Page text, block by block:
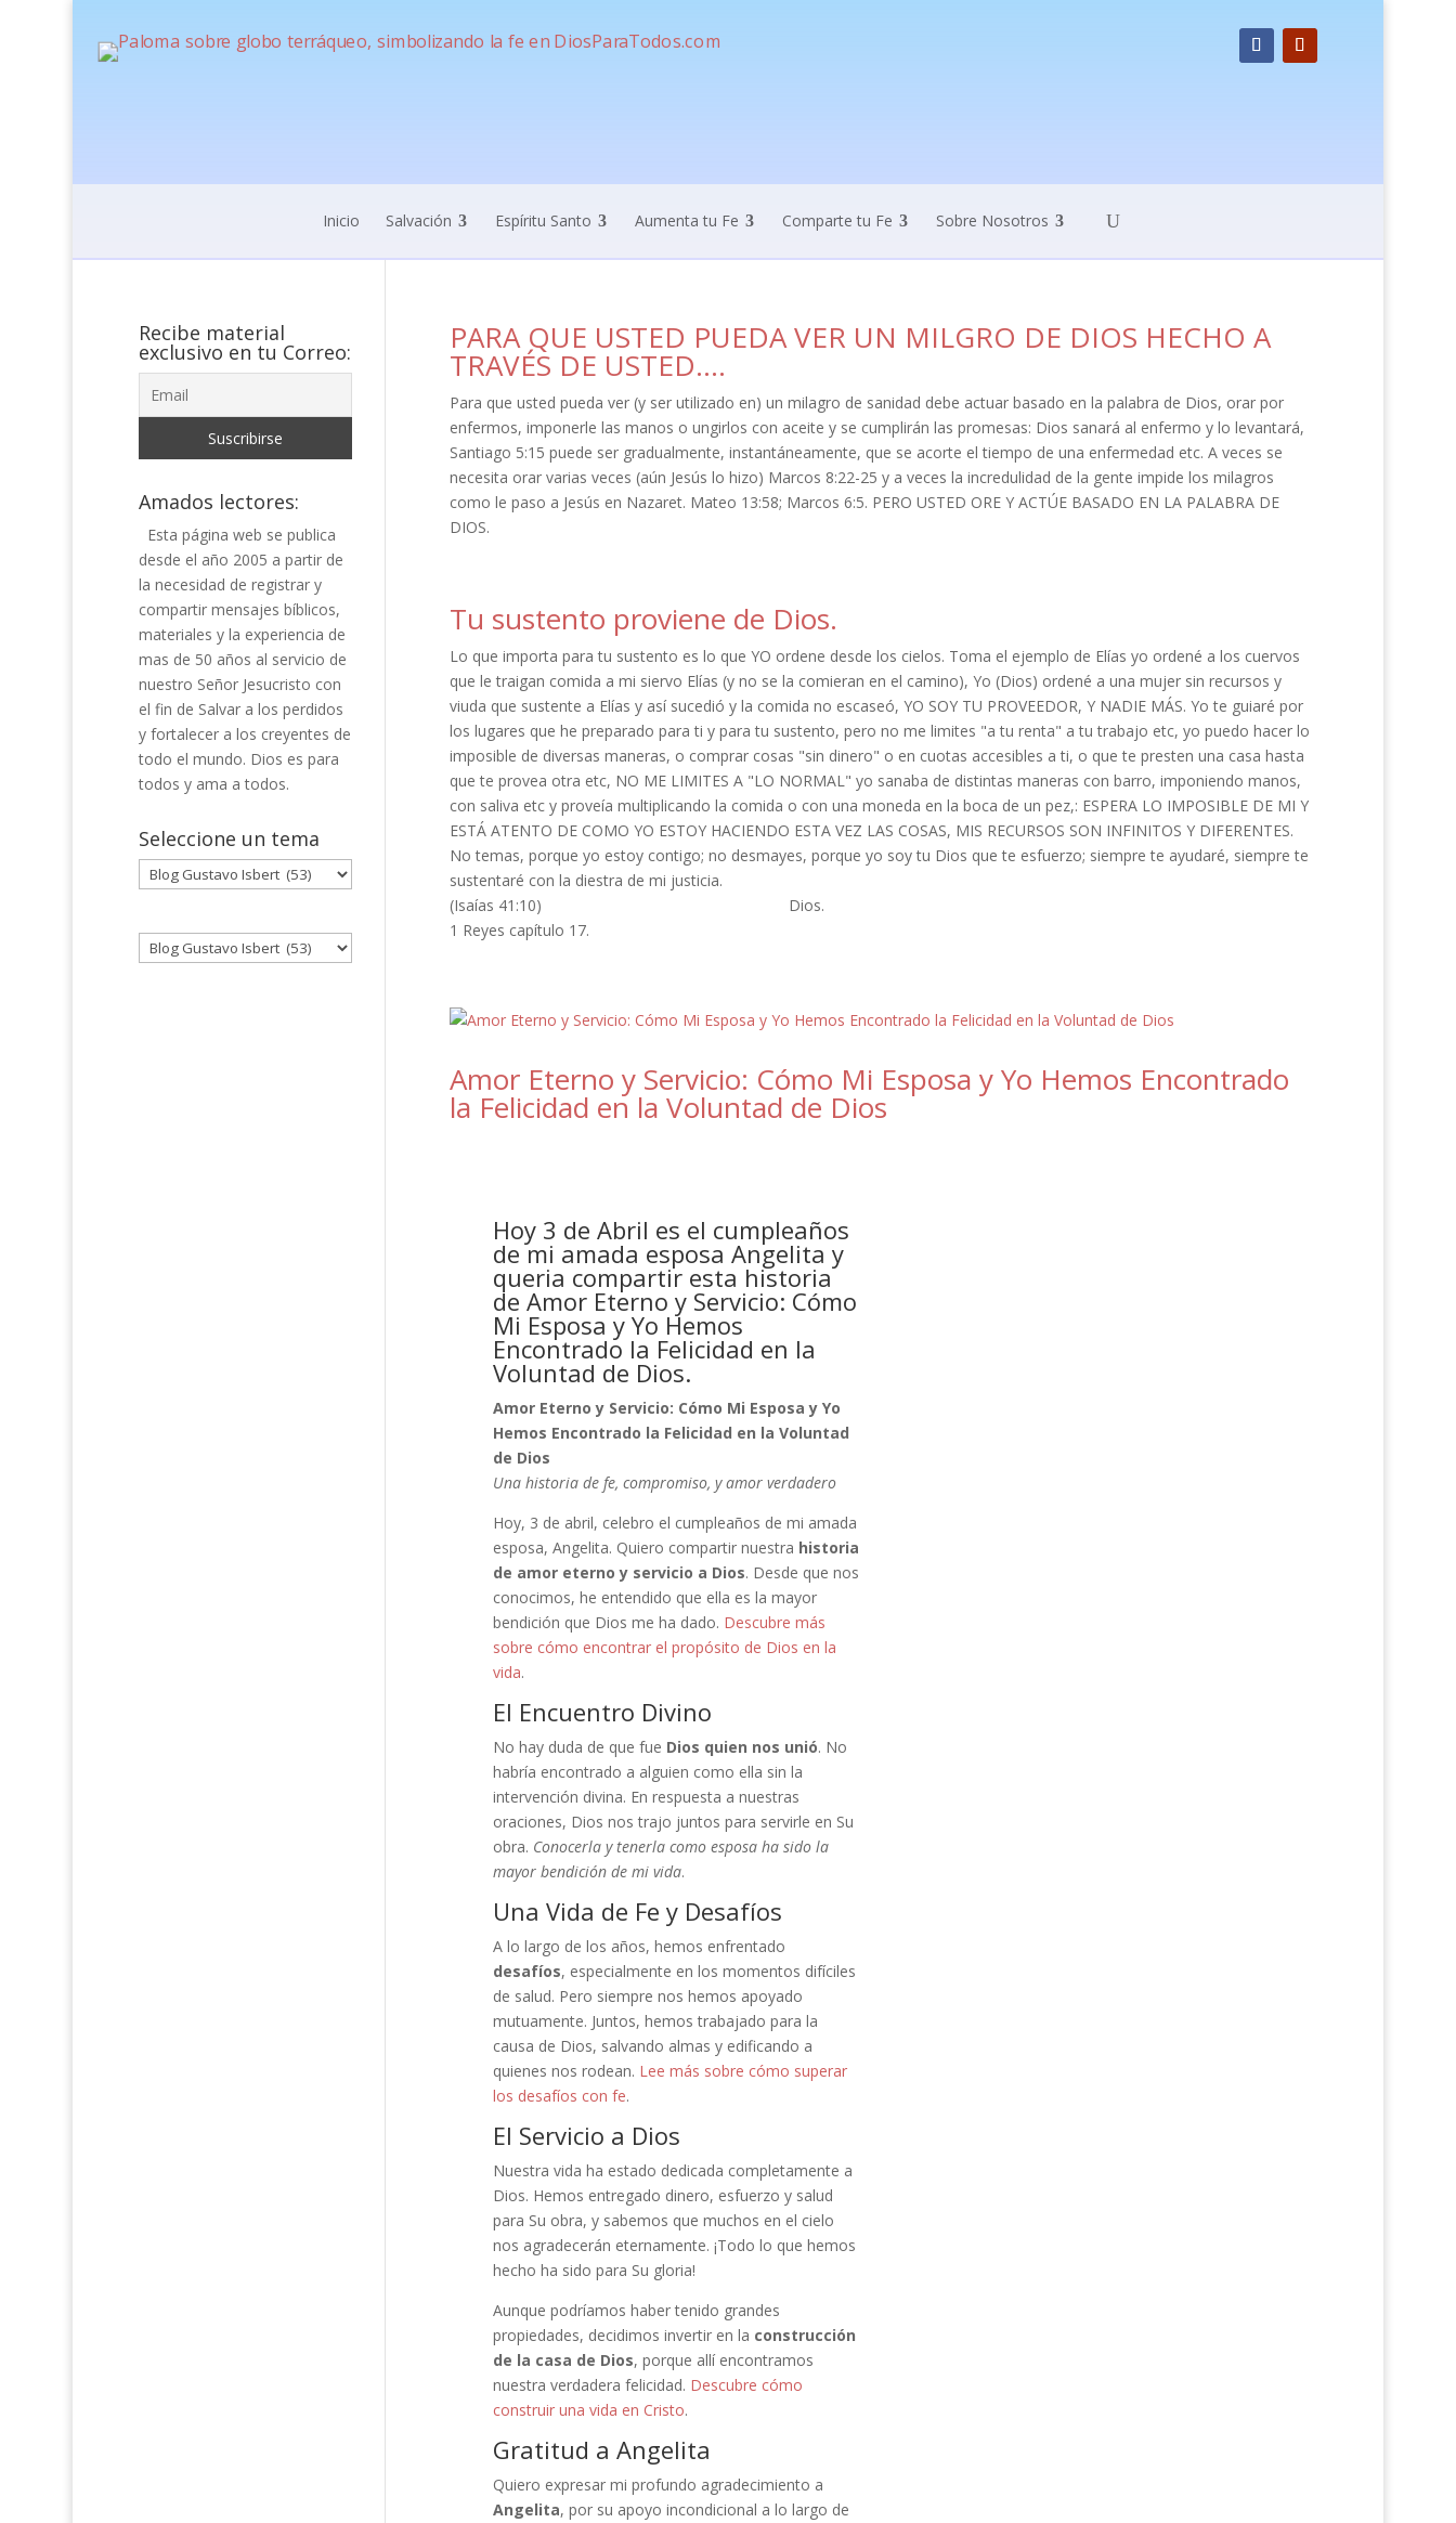
Inicio Salvación Espíritu Santo Aumenta tu Fe Comparte tu Fe Sobre Nosotros
PARA QUE USTED PUEDA VER UN MILGRO DE DIOS HECHO A
TRAVÉS DE USTED….
Para que usted pueda ver (y ser utilizado en) un milagro de sanidad debe actuar basado en la palabra de Dios, orar por
enfermos, imponerle las manos o ungirlos con aceite y se cumplirán las promesas: Dios sanará al enfermo y lo levantará,
Santiago 5:15 puede ser gradualmente, instantáneamente, que se acorte el tiempo de una enfermedad etc. A veces se
necesita orar varias veces (aún Jesús lo hizo) Marcos 8:22-25 y a veces la incredulidad de la gente impide los milagros
como le paso a Jesús en Nazaret. Mateo 13:58; Marcos 6:5. PERO USTED ORE Y ACTÚE BASADO EN LA PALABRA DE
DIOS.
Tu sustento proviene de Dios.
Lo que importa para tu sustento es lo que YO ordene desde los cielos. Toma el ejemplo de Elías yo ordené a los cuervos
que le traigan comida a mi siervo Elías (y no se la comieran en el camino), Yo (Dios) ordené a una mujer sin recursos y
viuda que sustente a Elías y así sucedió y la comida no escaseó, YO SOY TU PROVEEDOR, Y NADIE MÁS. Yo te guiaré por
los lugares que he preparado para ti y para tu sustento, pero no me limites "a tu renta" a tu trabajo etc, yo puedo hacer lo
imposible de diversas maneras, o comprar cosas "sin dinero" o en cuotas accesibles a ti, o que te presten una casa hasta
que te provea otra etc, NO ME LIMITES A "LO NORMAL" yo sanaba de distintas maneras con barro, imponiendo manos,
con saliva etc y proveía multiplicando la comida o con una moneda en la boca de un pez,: ESPERA LO IMPOSIBLE DE MI Y
ESTÁ ATENTO DE COMO YO ESTOY HACIENDO ESTA VEZ LAS COSAS, MIS RECURSOS SON INFINITOS Y DIFERENTES.
No temas, porque yo estoy contigo; no desmayes, porque yo soy tu Dios que te esfuerzo; siempre te ayudaré, siempre te
sustentaré con la diestra de mi justicia.
(Isaías 41:10) Dios.
1 Reyes capítulo 17.
Amor Eterno y Servicio: Cómo Mi Esposa y Yo Hemos Encontrado
la Felicidad en la Voluntad de Dios
Hoy 3 de Abril es el cumpleaños
de mi amada esposa Angelita y
queria compartir esta historia
de Amor Eterno y Servicio: Cómo
Mi Esposa y Yo Hemos
Encontrado la Felicidad en la
Voluntad de Dios.
Amor Eterno y Servicio: Cómo Mi Esposa y Yo
Hemos Encontrado la Felicidad en la Voluntad
de Dios
Una historia de fe, compromiso, y amor verdadero
Hoy, 3 de abril, celebro el cumpleaños de mi amada
esposa, Angelita. Quiero compartir nuestra historia
de amor eterno y servicio a Dios. Desde que nos
conocimos, he entendido que ella es la mayor
bendición que Dios me ha dado. Descubre más
sobre cómo encontrar el propósito de Dios en la
vida.
El Encuentro Divino
No hay duda de que fue Dios quien nos unió. No
habría encontrado a alguien como ella sin la
intervención divina. En respuesta a nuestras
oraciones, Dios nos trajo juntos para servirle en Su
obra. Conocerla y tenerla como esposa ha sido la
mayor bendición de mi vida.
Una Vida de Fe y Desafíos
A lo largo de los años, hemos enfrentado
desafíos, especialmente en los momentos difíciles
de salud. Pero siempre nos hemos apoyado
mutuamente. Juntos, hemos trabajado para la
causa de Dios, salvando almas y edificando a
quienes nos rodean. Lee más sobre cómo superar
los desafíos con fe.
El Servicio a Dios
Nuestra vida ha estado dedicada completamente a
Dios. Hemos entregado dinero, esfuerzo y salud
para Su obra, y sabemos que muchos en el cielo
nos agradecerán eternamente. ¡Todo lo que hemos
hecho ha sido para Su gloria!
Aunque podríamos haber tenido grandes
propiedades, decidimos invertir en la construcción
de la casa de Dios, porque allí encontramos
nuestra verdadera felicidad. Descubre cómo
construir una vida en Cristo.
Gratitud a Angelita
Quiero expresar mi profundo agradecimiento a
Angelita, por su apoyo incondicional a lo largo de
Recibe material
exclusivo en tu Correo:
Amados lectores:
Esta página web se publica
desde el año 2005 a partir de
la necesidad de registrar y
compartir mensajes bíblicos,
materiales y la experiencia de
mas de 50 años al servicio de
nuestro Señor Jesucristo con
el fin de Salvar a los perdidos
y fortalecer a los creyentes de
todo el mundo. Dios es para
todos y ama a todos.
Seleccione un tema
Seleccione
un